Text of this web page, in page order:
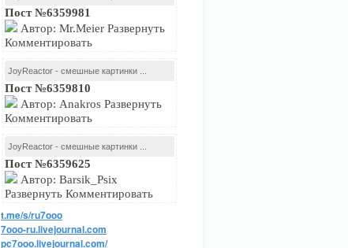
Пост №6359981
Автор: Mr.Meier Развернуть
Комментировать
JoyReactor - смешные картинки ...
Пост №6359810
Автор: Anakros Развернуть
Комментировать
JoyReactor - смешные картинки ...
Пост №6359625
Автор: Barsik_Psix
Развернуть Комментировать
t.me/s/ru7ooo
7ooo-ru.livejournal.com
pc7ooo.livejournal.com/